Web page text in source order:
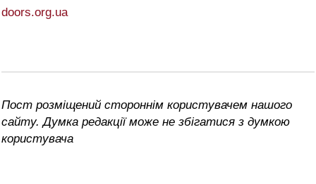
doors.org.ua
Пост розміщений стороннім користувачем нашого
сайту. Думка редакції може не збігатися з думкою
користувача